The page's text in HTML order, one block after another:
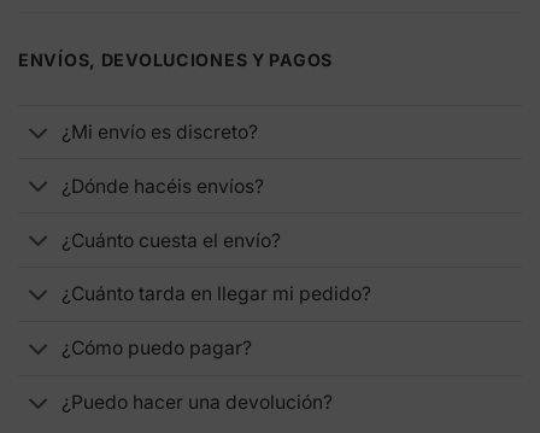
ENVÍOS, DEVOLUCIONES Y PAGOS
¿Mi envío es discreto?
¿Dónde hacéis envíos?
¿Cuánto cuesta el envío?
¿Cuánto tarda en llegar mi pedido?
¿Cómo puedo pagar?
¿Puedo hacer una devolución?